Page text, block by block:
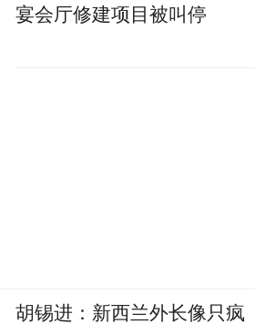
宴会厅修建项目被叫停
胡锡进：新西兰外长像只疯